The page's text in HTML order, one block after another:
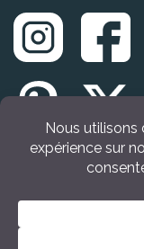
© Tous droits